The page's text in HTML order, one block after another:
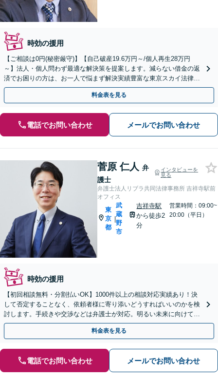
時効の援用
【ご相談は0円(秘密厳守)】【自己破産19.6万円～/個人再生28万円
～】法人・個人問わず最適な解決策を提案します。減らない借金の返
済でお困りの方は、お一人で悩まず解決実績豊富な東京スカイ法律事
務所にご相談ください。
料金表を見る
電話でお問い合わせ メールでお問い合わせ
菅原 仁人 弁
護士
インタビューを
見る
弁護士法人リブラ共同法律事務所 吉祥寺駅前
オフィス
東
京
都
|
武
蔵
野
市
吉祥寺駅
から徒歩2
分
営業時間：09:00~
20:00（平日）
時効の援用
【初回相談無料・分割払いOK】1000件以上の相談対応実績あり！決
して否定することなく、依頼者様に寄り添いどうすればいいのかを検
討します。手続きや交渉などは弁護士が対応。明るい未来に向けて一
緒に頑張りましょう【休日・夜間相談可】【完全個室】
料金表を見る
電話でお問い合わせ メールでお問い合わせ